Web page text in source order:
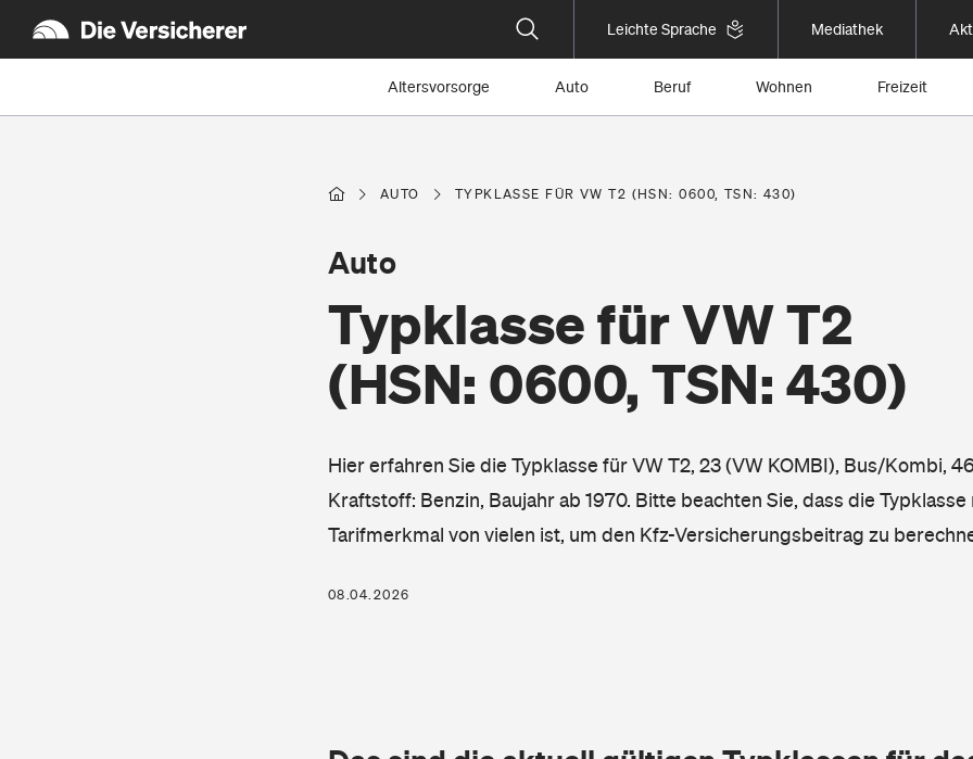
Leichte Sprache Mediathek
Altersvorsorge Auto Beruf Wohnen Freizeit
AUTO TYPKLASSE FÜR VW T2 (HSN: 0600, TSN: 430)
Typklasse für VW T2
(HSN: 0600, TSN: 430)
Auto
Hier erfahren Sie die Typklasse für VW T2, 23 (VW KOMBI), Bus/Kombi,
Kraftstoff: Benzin, Baujahr ab 1970. Bitte beachten Sie, dass die Typklasse
Tarifmerkmal von vielen ist, um den Kfz-Versicherungsbeitrag zu
08.04.2026